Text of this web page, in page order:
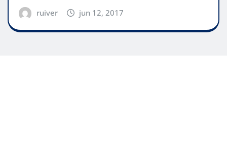
ruiver jun 12, 2017